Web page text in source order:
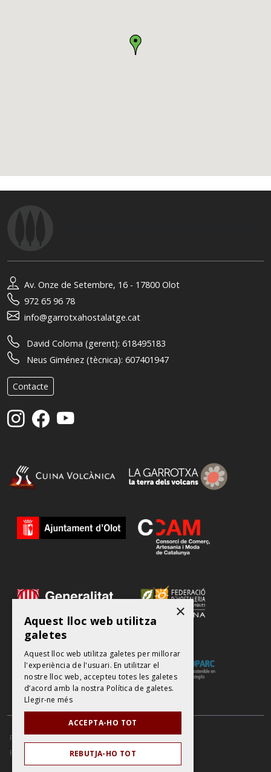
Av. Onze de Setembre, 16 - 17800 Olot
972 65 96 78
info@garrotxahostalatge.cat
David Coloma (gerent): 618495183
Neus Giménez (tècnica): 607401947
Contacte
POLÍTICA DE PROTECCIÓ DE DADES
AVÍS LEGAL
POLÍTICA DE COOKIES
×
Aquest lloc web utilitza
galetes
Aquest lloc web utilitza galetes per millorar
l'experiència de l'usuari. En utilitzar el
nostre lloc web, accepteu totes les galetes
d’acord amb la nostra Política de galetes.
Llegir-ne més
ACCEPTA-HO TOT
REBUTJA-HO TOT